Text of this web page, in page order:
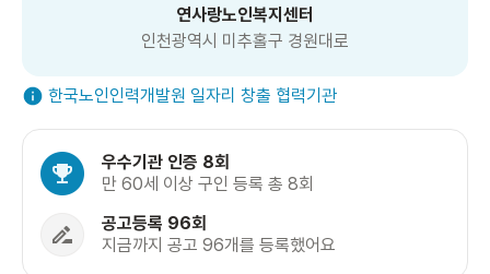
연사랑노인복지센터
인천광역시 미추홀구 경원대로
한국노인인력개발원 일자리 창출 협력기관
우수기관 인증 8회
만 60세 이상 구인 등록 총 8회
공고등록 96회
지금까지 공고 96개를 등록했어요